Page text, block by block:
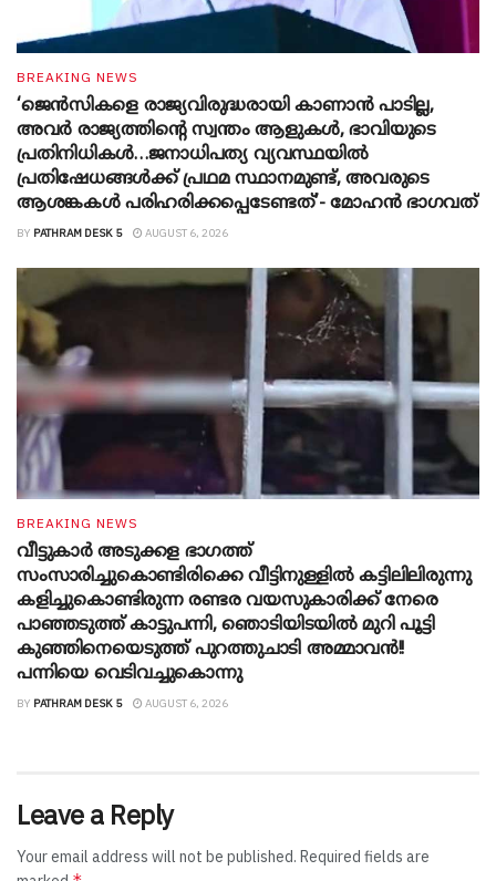
BREAKING NEWS
‘ജെൻസികളെ രാജ്യവിരുദ്ധരായി കാണാൻ പാടില്ല,
അവർ രാജ്യത്തിന്റെ സ്വന്തം ആളുകൾ, ഭാവിയുടെ
പ്രതിനിധികൾ…ജനാധിപത്യ വ്യവസ്ഥയിൽ
പ്രതിഷേധങ്ങൾക്ക് പ്രഥമ സ്ഥാനമുണ്ട്, അവരുടെ
ആശങ്കകൾ പരിഹരിക്കപ്പെടേണ്ടത്’- മോഹൻ ഭാ​ഗവത്
BY PATHRAM DESK 5 AUGUST 6, 2026
BREAKING NEWS
വീട്ടുകാർ അ‌ടുക്കള ഭാ​ഗത്ത്
സംസാരിച്ചുകൊണ്ടിരിക്കെ വീട്ടിനുള്ളിൽ കട്ടിലിലിരുന്നു
കളിച്ചുകൊണ്ടിരുന്ന രണ്ടര വയസുകാരിക്ക് നേരെ
പാഞ്ഞടുത്ത് കാട്ടുപന്നി, ‍ഞൊടിയി‌ടയിൽ മുറി പൂട്ടി
കുഞ്ഞിനെയെടുത്ത് പുറത്തുചാടി അമ്മാവൻ!!
പന്നിയെ വെടിവച്ചുകൊന്നു
BY PATHRAM DESK 5 AUGUST 6, 2026
Leave a Reply
Your email address will not be published. Required fields are